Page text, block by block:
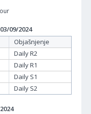
09/2024
Objašnjenje
Daily R2
Daily R1
Daily S1
Daily S2